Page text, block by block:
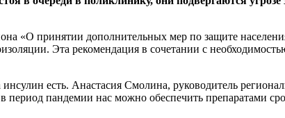
«О принятии дополнительных мер по защите
Эта рекомендация в сочетании с
есть. Анастасия Смолина, руководитель
период пандемии нас можно обеспечить препаратами